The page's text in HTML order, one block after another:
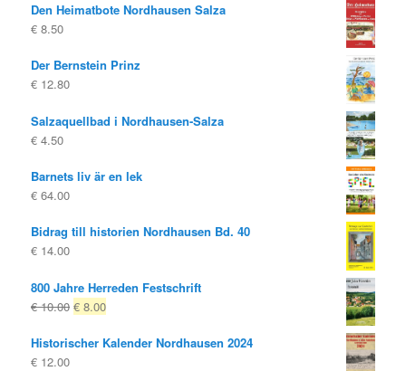
Den Heimatbote Nordhausen Salza
€ 8.50
Der Bernstein Prinz
€ 12.80
Salzaquellbad i Nordhausen-Salza
€ 4.50
Barnets liv är en lek
€ 64.00
Bidrag till historien Nordhausen Bd. 40
€ 14.00
800 Jahre Herreden Festschrift
€10.00 Ursprungligt
var:
€ 8.00Nuvarande
är:
Historischer Kalender Nordhausen 2024
€ 12.00